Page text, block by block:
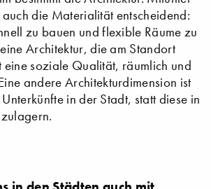
die Materialität entscheidend:
zu bauen und flexible Räume zu
Architektur, die am Standort
eine soziale Qualität, räumlich und
andere Architekturdimension ist
in der Stadt, statt diese in